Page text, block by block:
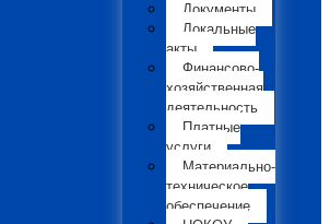
Документы
Локальные
акты
Финансово-
хозяйственная
деятельность
Платные
услуги
Материально-
техническое
обеспечение